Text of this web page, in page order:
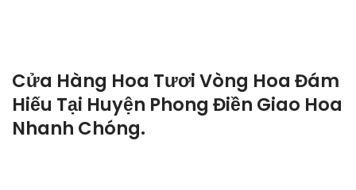
Cửa Hàng Hoa Tươi Vòng Hoa Đám
Hiếu Tại Huyện Phong Điền Giao Hoa
Nhanh Chóng.